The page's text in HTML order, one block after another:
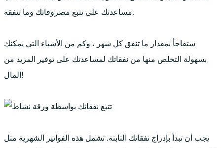
مساعدتك على تتبع مصروفاتك وما تنفقه.
ستفاجأ بمقدار ما تنفق كل شهر ، وكم من الأشياء التي يمكنك
بسهولة التخلص منها من نفقاتك لمساعدتك على توفير المزيد من
المال!
يجب أن تبدأ بإدراج نفقاتك الثابتة. تشمل هذه الفواتير الشهرية مثل